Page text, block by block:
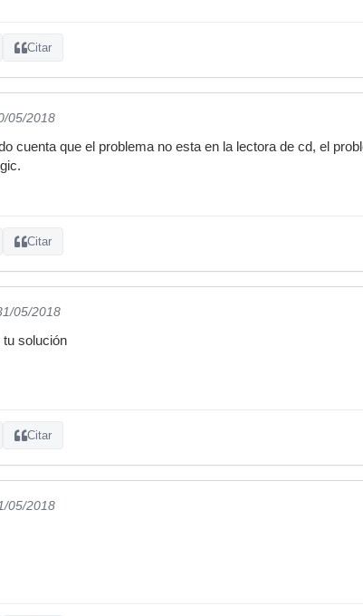
Citar
05/2018
cuenta que el problema no esta en la lectora de cd, el
Citar
05/2018
solución
Citar
05/2018